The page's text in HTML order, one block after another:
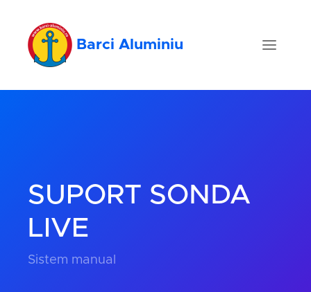
Barci Aluminiu
SUPORT SONDA
LIVE
Sistem manual